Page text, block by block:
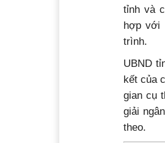
tỉnh và
hợp với
trình.
UBND
kết của
gian cụ
giải
theo.